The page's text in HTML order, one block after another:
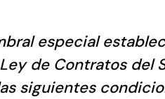
especial
de Contratos del
siguientes